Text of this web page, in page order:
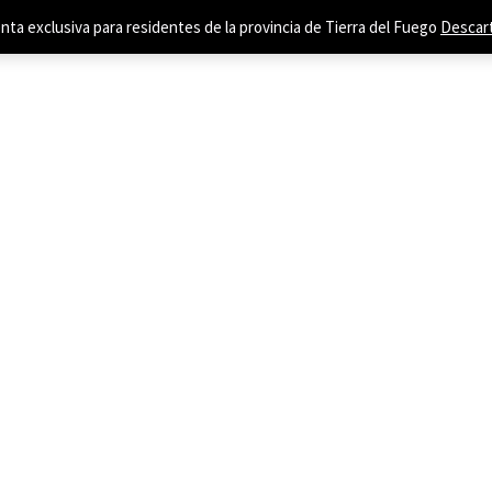
exclusiva para residentes de la provincia de Tierra del Fuego